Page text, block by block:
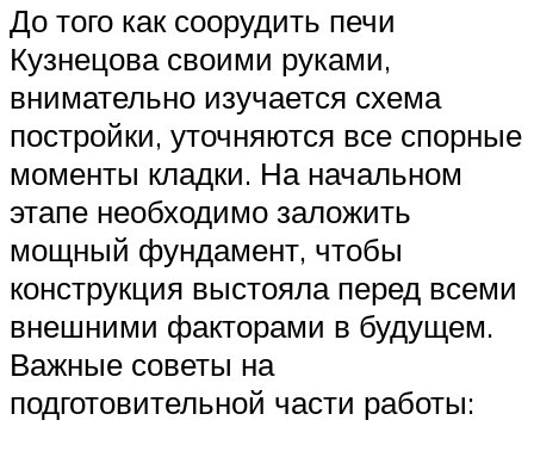
До того как соорудить печи
Кузнецова своими руками,
внимательно изучается схема
постройки, уточняются все спорные
моменты кладки. На начальном
этапе необходимо заложить
мощный фундамент, чтобы
конструкция выстояла перед всеми
внешними факторами в будущем.
Важные советы на
подготовительной части работы: